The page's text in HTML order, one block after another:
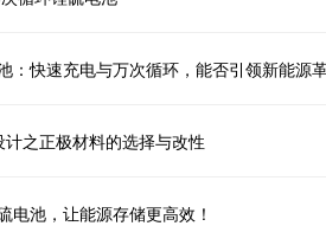
：快速充电与万次循环，能否引领新能源
之正极材料的选择与改性
电池，让能源存储更高效！